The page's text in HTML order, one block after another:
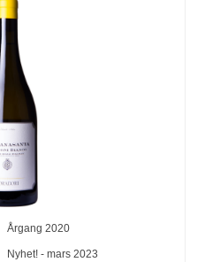
Årgang 2020
Nyhet! - mars 2023